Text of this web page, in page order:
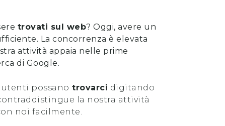
trovati sul web? Oggi, avere un
La concorrenza è elevata
attività appaia nelle prime
di Google.
possano trovarci digitando
la nostra attività
noi facilmente.